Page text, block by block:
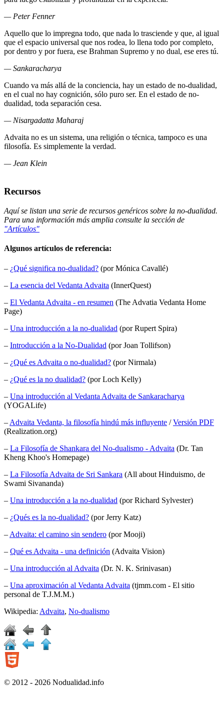
— Peter Fenner
Aquello que lo impregna todo, que nada lo trasciende y que, al igual
que el espacio universal que nos rodea, lo llena todo por completo,
por dentro y por fuera, ese Brahman Supremo y no dual, ese eres tú.
— Sankaracharya
Cuando va más allá de la conciencia, hay un estado de no-dualidad,
en el cual no hay cognición, sólo puro ser. En el estado de no-
dualidad, toda separación cesa.
— Nisargadatta Maharaj
Advaita no es un sistema, una religión o técnica, tampoco es una
filosofía. Es simplemente la verdad.
— Jean Klein
Recursos
Aquí se listan una serie de recursos genéricos sobre la no-dualidad.
Para una información más amplia consulte la sección de
"Artículos"
Algunos artículos de referencia:
– ¿Qué significa no-dualidad? (por Mónica Cavallé)
– La esencia del Vedanta Advaita (InnerQuest)
– El Vedanta Advaita - en resumen (The Advatia Vedanta Home
Page)
– Una introducción a la no-dualidad (por Rupert Spira)
– Introducción a la No-Dualidad (por Joan Tollifson)
– ¿Qué es Advaita o no-dualidad? (por Nirmala)
– ¿Qué es la no dualidad? (por Loch Kelly)
– Una introducción al Vedanta Advaita de Sankaracharya
(YOGALife)
– Advaita Vedanta, la filosofía hindú más influyente /Versión PDF
(Realization.org)
– La Filosofía de Shankara del No-dualismo - Advaita (Dr. Tan
Kheng Khoo's Homepage)
– La Filosofía Advaita de Sri Sankara (All about Hinduismo, de
Swami Sivananda)
– Una introducción a la no-dualidad (por Richard Sylvester)
– ¿Qués es la no-dualidad? (por Jerry Katz)
– Advaita: el camino sin sendero (por Mooji)
– Qué es Advaita - una definición (Advaita Vision)
– Una introducción al Advaita (Dr. N. K. Srinivasan)
– Una aproximación al Vedanta Advaita (tjmm.com - El sitio
personal de T.J.M.M.)
Wikipedia: Advaita, No-dualismo
© 2012 - 2026 Nodualidad.info